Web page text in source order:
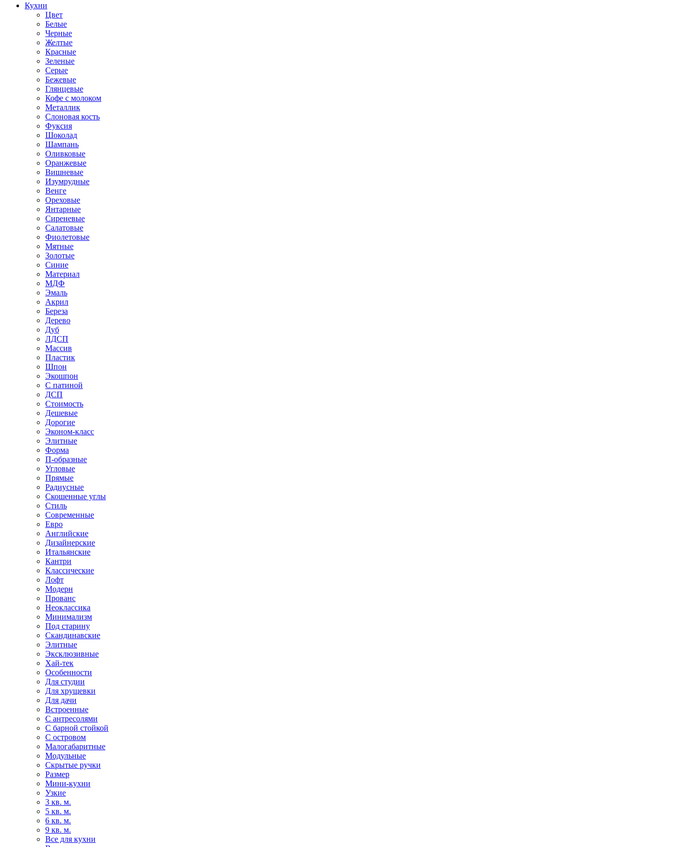
Кухни
Цвет
Белые
Черные
Желтые
Красные
Зеленые
Серые
Бежевые
Глянцевые
Кофе с молоком
Металлик
Слоновая кость
Фуксия
Шоколад
Шампань
Оливковые
Оранжевые
Вишневые
Изумрудные
Венге
Ореховые
Янтарные
Сиреневые
Салатовые
Фиолетовые
Мятные
Золотые
Синие
Материал
МДФ
Эмаль
Акрил
Береза
Дерево
Дуб
ЛДСП
Массив
Пластик
Шпон
Экошпон
С патиной
ДСП
Стоимость
Дешевые
Дорогие
Эконом-класс
Элитные
Форма
П-образные
Угловые
Прямые
Радиусные
Скошенные углы
Стиль
Современные
Евро
Английские
Дизайнерские
Итальянские
Кантри
Классические
Лофт
Модерн
Прованс
Неоклассика
Минимализм
Под старину
Скандинавские
Элитные
Эксклюзивные
Хай-тек
Особенности
Для студии
Для хрущевки
Для дачи
Встроенные
С антресолями
С барной стойкой
С островом
Малогабаритные
Модульные
Скрытые ручки
Размер
Мини-кухни
Узкие
3 кв. м.
5 кв. м.
6 кв. м.
9 кв. м.
Все для кухни